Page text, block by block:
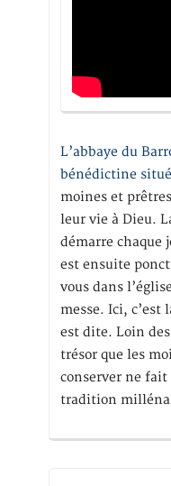
L’abbaye du
bénédictine
moines et
leur vie à Dieu.
démarre chaque
est ensuite
vous dans
messe. Ici, c’est
est dite. Loin
trésor que les
conserver ne fait
tradition